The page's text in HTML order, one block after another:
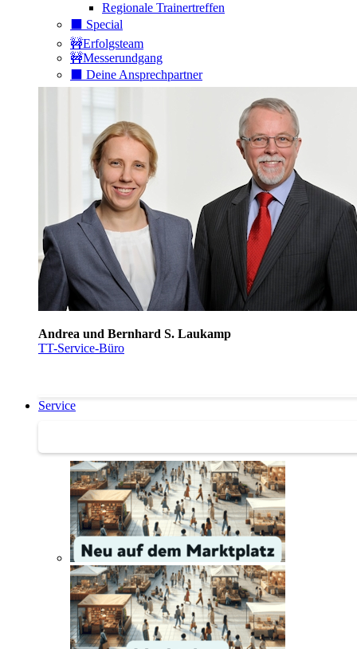
Regionale Trainertreffen
⬛️ Special
🚧Erfolgsteam
🚧Messerundgang
⬛️ Deine Ansprechpartner
Andrea und Bernhard S. Laukamp
TT-Service-Büro
Service